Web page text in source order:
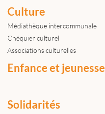
Culture
Médiathèque intercommunale
Chéquier culturel
Associations culturelles
Enfance et jeunesse
Solidarités